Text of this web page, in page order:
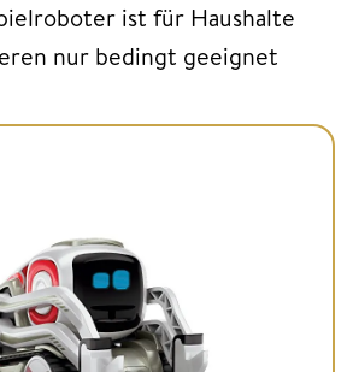
ist für Haushalte
nur bedingt geeignet